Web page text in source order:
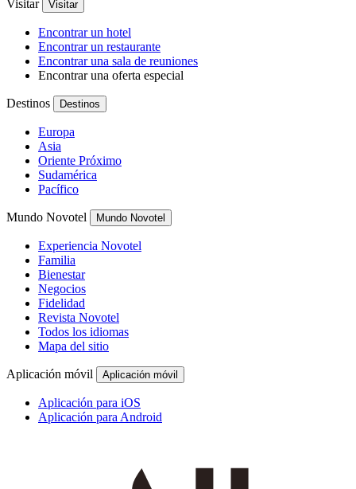
Visitar Visitar
Encontrar un hotel
Encontrar un restaurante
Encontrar una sala de reuniones
Encontrar una oferta especial
Destinos Destinos
Europa
Asia
Oriente Próximo
Sudamérica
Pacífico
Mundo Novotel Mundo Novotel
Experiencia Novotel
Familia
Bienestar
Negocios
Fidelidad
Revista Novotel
Todos los idiomas
Mapa del sitio
Aplicación móvil Aplicación móvil
Aplicación para iOS
Aplicación para Android